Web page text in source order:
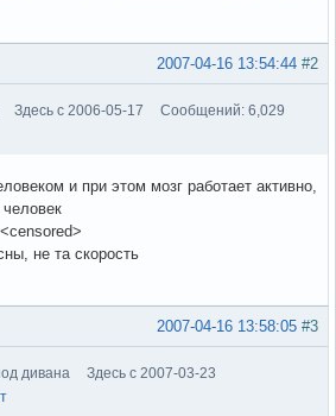
#2
2007-04-16 13:54:44
Здесь с 2006-05-17
Сообщений: 6,029
и при этом мозг работает активно,
не та скорость
#3
2007-04-16 13:58:05
дивана
Здесь с 2007-03-23